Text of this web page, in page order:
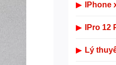
▶ IPhone
▶ IPro 12
▶ Lý